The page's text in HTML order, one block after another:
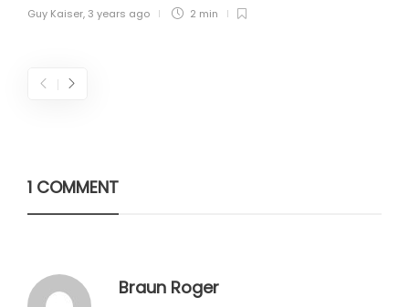
Guy Kaiser, 3 years ago 2 min
1 COMMENT
Braun Roger